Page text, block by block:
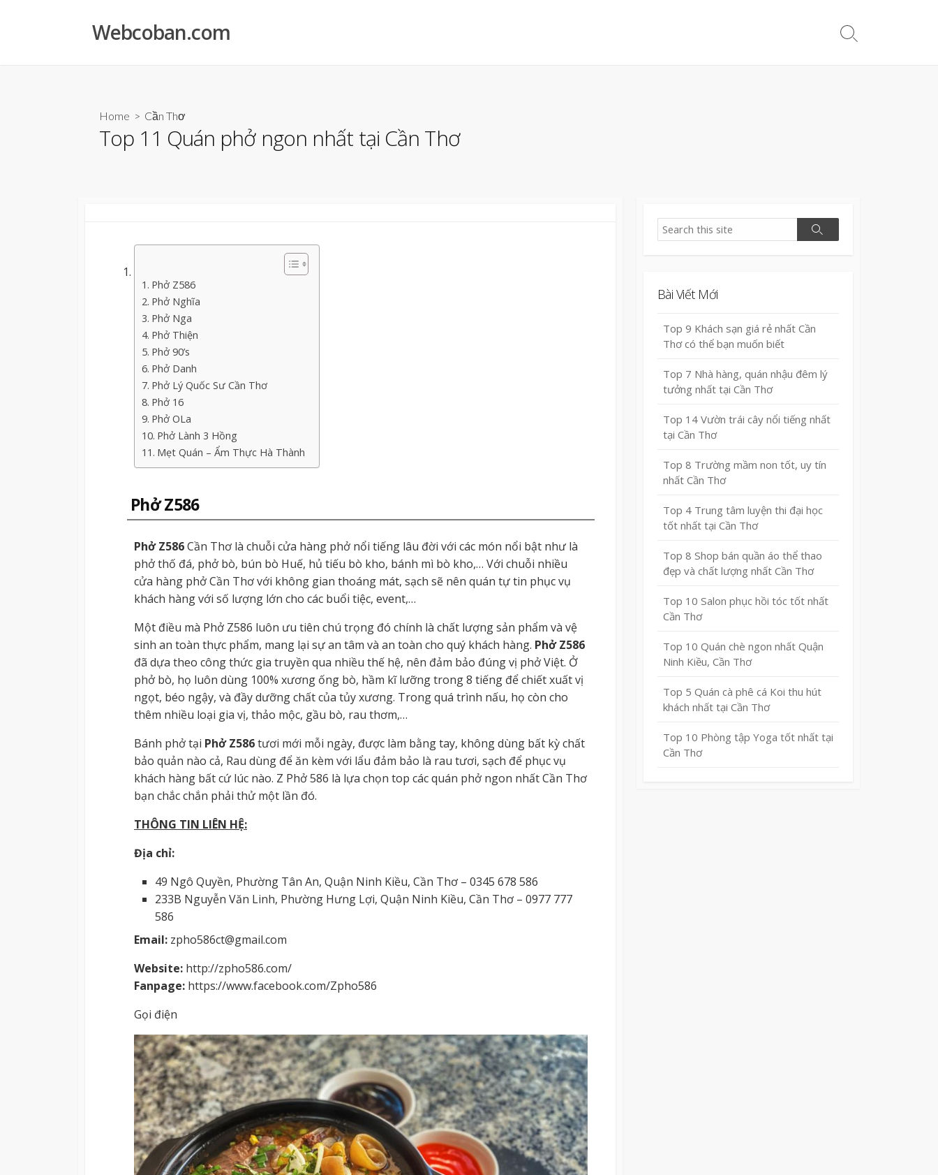
Webcoban.com
Search
Home > Cần Thơ
Top 11 Quán phở ngon nhất tại Cần Thơ
Phở Z586
Phở Nghĩa
Phở Nga
Phở Thiện
Phở 90’s
Phở Danh
Phở Lý Quốc Sư Cần Thơ
Phở 16
Phở OLa
Phở Lành 3 Hồng
Mẹt Quán – Ẩm Thực Hà Thành
Phở Z586
Phở Z586Cần Thơ là chuỗi cửa hàng phở nổi tiếng lâu đời với các món nổi bật như là
phở thố đá, phở bò, bún bò Huế, hủ tiếu bò kho, bánh mì bò kho,… Với chuỗi nhiều
cửa hàng phở Cần Thơ với không gian thoáng mát, sạch sẽ nên quán tự tin phục vụ
khách hàng với số lượng lớn cho các buổi tiệc, event,…
Một điều mà Phở Z586 luôn ưu tiên chú trọng đó chính là chất lượng sản phẩm và vệ
sinh an toàn thực phẩm, mang lại sự an tâm và an toàn cho quý khách hàng. Phở Z586
đã dựa theo công thức gia truyền qua nhiều thế hệ, nên đảm bảo đúng vị phở Việt. Ở
phở bò, họ luôn dùng 100% xương ống bò, hầm kĩ lưỡng trong 8 tiếng để chiết xuất vị
ngọt, béo ngậy, và đầy dưỡng chất của tủy xương. Trong quá trình nấu, họ còn cho
thêm nhiều loại gia vị, thảo mộc, gầu bò, rau thơm,…
Bánh phở tại Phở Z586tươi mới mỗi ngày, được làm bằng tay, không dùng bất kỳ chất
bảo quản nào cả, Rau dùng để ăn kèm với lẩu đảm bảo là rau tươi, sạch để phục vụ
khách hàng bất cứ lúc nào. Z Phở 586 là lựa chọn top các quán phở ngon nhất Cần Thơ
bạn chắc chắn phải thử một lần đó.
THÔNG TIN LIÊN HỆ:
Địa chỉ:
49 Ngô Quyền, Phường Tân An, Quận Ninh Kiều, Cần Thơ – 0345 678 586
233B Nguyễn Văn Linh, Phường Hưng Lợi, Quận Ninh Kiều, Cần Thơ – 0977 777
586
Email: zpho586ct@gmail.com
Website: http://zpho586.com/
Fanpage: https://www.facebook.com/Zpho586
Gọi điện
Search
Search
Bài Viết Mới
Top 9 Khách sạn giá rẻ nhất Cần
Thơ có thể bạn muốn biết
Top 7 Nhà hàng, quán nhậu đêm lý
tưởng nhất tại Cần Thơ
Top 14 Vườn trái cây nổi tiếng nhất
tại Cần Thơ
Top 8 Trường mầm non tốt, uy tín
nhất Cần Thơ
Top 4 Trung tâm luyện thi đại học
tốt nhất tại Cần Thơ
Top 8 Shop bán quần áo thể thao
đẹp và chất lượng nhất Cần Thơ
Top 10 Salon phục hồi tóc tốt nhất
Cần Thơ
Top 10 Quán chè ngon nhất Quận
Ninh Kiều, Cần Thơ
Top 5 Quán cà phê cá Koi thu hút
khách nhất tại Cần Thơ
Top 10 Phòng tập Yoga tốt nhất tại
Cần Thơ